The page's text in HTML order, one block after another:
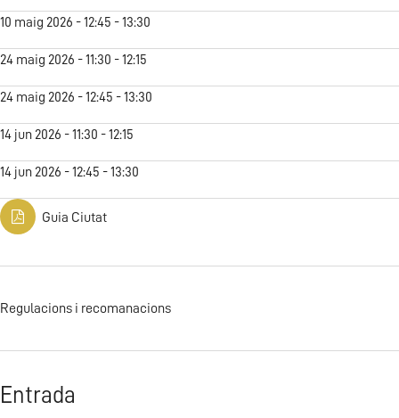
10 maig 2026 - 12:45 - 13:30
24 maig 2026 - 11:30 - 12:15
24 maig 2026 - 12:45 - 13:30
14 jun 2026 - 11:30 - 12:15
14 jun 2026 - 12:45 - 13:30
Guia Ciutat
Regulacions i recomanacions
Entrada